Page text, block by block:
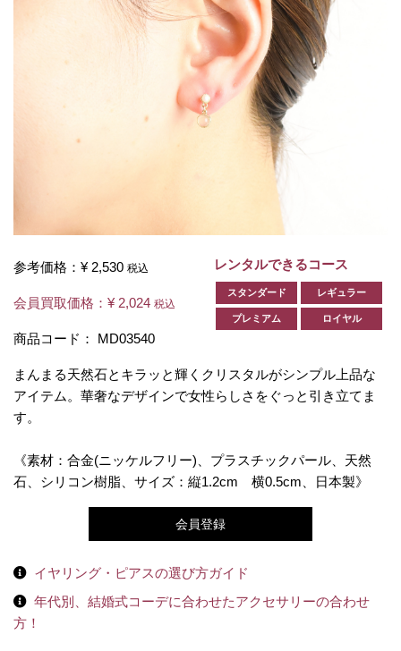
参考価格： ¥ 2,530 税込
会員買取価格： ¥ 2,024 税込
商品コード： MD03540
レンタルできるコース
スタンダード レギュラー
プレミアム ロイヤル
まんまる天然石とキラッと輝くクリスタルがシンプル上品な
アイテム。華奢なデザインで女性らしさをぐっと引き立てま
す。
《素材：合金(ニッケルフリー)、プラスチックパール、天然
石、シリコン樹脂、サイズ：縦1.2cm 横0.5cm、日本製》
会員登録
イヤリング・ピアスの選び方ガイド
年代別、結婚式コーデに合わせたアクセサリーの合わせ
方！